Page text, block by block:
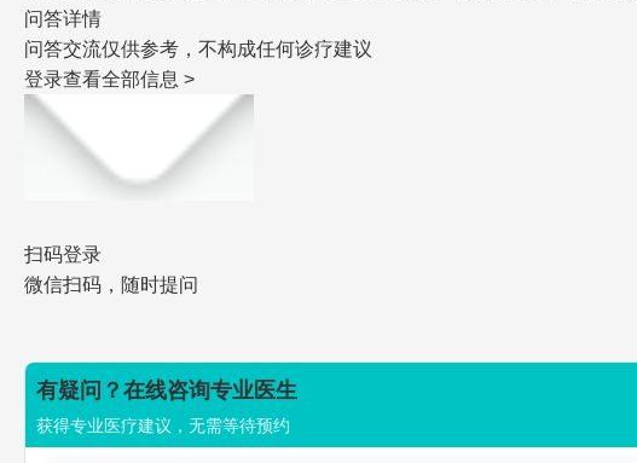
问答详情
问答交流仅供参考，不构成任何诊疗建议
登录查看全部信息 >
扫码登录
微信扫码，随时提问
有疑问？在线咨询专业医生
获得专业医疗建议，无需等待预约